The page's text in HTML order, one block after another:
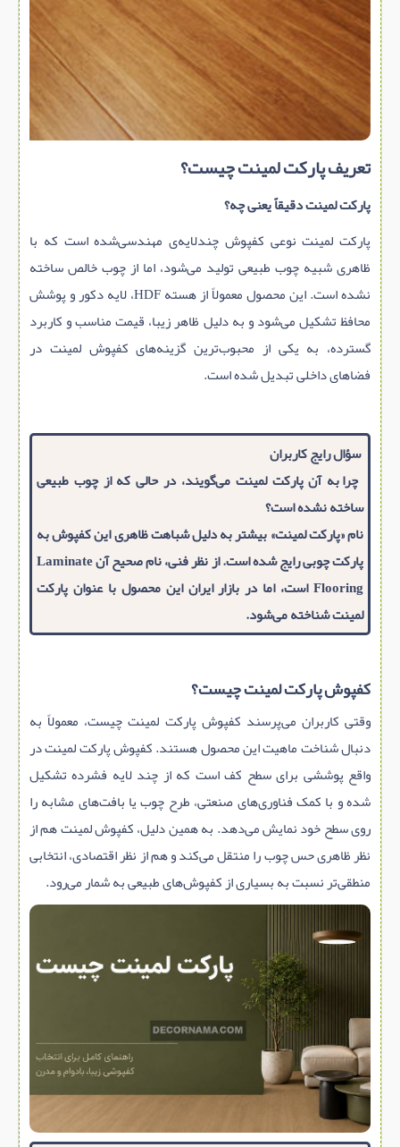
تعریف پارکت لمینت چیست؟
پارکت لمینت دقیقاً یعنی چه؟
پارکت لمینت نوعی کفپوش چندلایه‌ی مهندسی‌شده است که با
ظاهری شبیه چوب طبیعی تولید می‌شود، اما از چوب خالص ساخته
نشده است. این محصول معمولاً از هسته HDF، لایه دکور و پوشش
محافظ تشکیل می‌شود و به دلیل ظاهر زیبا، قیمت مناسب و کاربرد
گسترده، به یکی از محبوب‌ترین گزینه‌های کفپوش لمینت در
فضاهای داخلی تبدیل شده است.
سؤال رایج کاربران
چرا به آن پارکت لمینت می‌گویند، در حالی که از چوب طبیعی
ساخته نشده است؟
نام «پارکت لمینت» بیشتر به دلیل شباهت ظاهری این کفپوش به
پارکت چوبی رایج شده است. از نظر فنی، نام صحیح آن Laminate
Flooring است، اما در بازار ایران این محصول با عنوان پارکت
لمینت شناخته می‌شود.
کفپوش پارکت لمینت چیست؟
وقتی کاربران می‌پرسند کفپوش پارکت لمینت چیست، معمولاً به
دنبال شناخت ماهیت این محصول هستند. کفپوش پارکت لمینت در
واقع پوششی برای سطح کف است که از چند لایه فشرده تشکیل
شده و با کمک فناوری‌های صنعتی، طرح چوب یا بافت‌های مشابه را
روی سطح خود نمایش می‌دهد. به همین دلیل، کفپوش لمینت هم از
نظر ظاهری حس چوب را منتقل می‌کند و هم از نظر اقتصادی، انتخابی
منطقی‌تر نسبت به بسیاری از کفپوش‌های طبیعی به شمار می‌رود.